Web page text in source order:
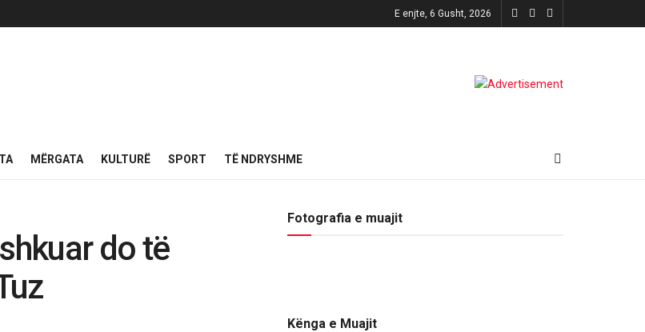
E enjte, 6 Gusht, 2026
MËRGATA KULTURË SPORT TË NDRYSHME
do të
Fotografia e muajit
Kënga e Muajit